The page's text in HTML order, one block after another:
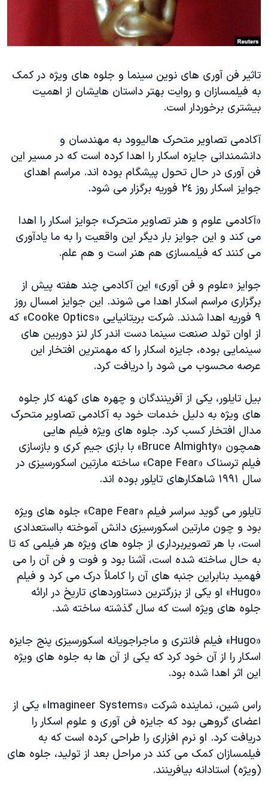
علم و فناوری
اسرائیل در جنگ
آرشیو پخش زنده
انتخابات ریاست جمهوری آمریکا ۲۰۲۴
رمز مهسا
ورزش زنان در ایران
مجموعه مستندهای دادخواهی
تریبونال مردمی آبان ۹۸
دادگاه حمید نوری
قانون شفافیت دارائی کادر رهبری ایران
اعتراضات مردمی آبان ۹۸
نرگس محمدی برنده جایزه نوبل صلح
همایش محافظه‌کاران آمریکا «سی‌پک»
صفحه‌های ویژه
سفر پرزیدنت ترامپ به چین
زبانهای مختلف
تاثیر فن آوری های نوین سینما و جلوه های ویژه در کمک
به فیلمسازان و روایت بهتر داستان هایشان از اهمیت
بیشتری برخوردار است.
آکادمی تصاویر متحرک هالیوود به مهندسان و
دانشمندانی جایزه اسکار را اهدا کرده است که در مسیر این
فن آوری در حال تحول پیشگام بوده اند. مراسم اهدای
جوایز اسکار روز ٢٤ فوریه برگزار می شود.
«آکادمی علوم و هنر تصاویر متحرک» جوایز اسکار را اهدا
می کند و این جوایز بار دیگر این واقعیت را به ما یادآوری
می کنند که فیلمسازی هم هنر است و هم علم.
جوایز «علوم و فن آوری» این آکادمی چند هفته پیش از
برگزاری مراسم اسکار اهدا می شوند. این جوایز امسال روز
٩ فوریه اهدا شدند. شرکت بریتانیایی «Cooke Optics» که
از اوان تولد صنعت سینما دست اندر کار لنز دوربین های
سینمایی بوده، جایزه اسکار را که مهمترین افتخار این
عرصه محسوب می شود را دریافت کرد.
بیل تایلور، یکی از آفرینندگان و چهره های کهنه کار جلوه
های ویژه به دلیل خدمات خود به آکادمی تصاویر متحرک
مدال افتخار کسب کرد. جلوه های ویژه فیلم هایی
همچون «Bruce Almighty» با بازی جیم کری و بازسازی
فیلم ترسناک «Cape Fear» ساخته مارتین اسکورسیزی در
سال ١٩٩١ شاهکارهای تایلور بوده اند.
تایلور می گوید سراسر فیلم «Cape Fear» جلوه های ویژه
بود و چون مارتین اسکورسیزی دانش آموخته بااستعدادی
است، با هر تصویربرداری از جلوه های ویژه هر فیلمی که تا
به حال ساخته شده است، آشنا بود و فوت و فن آن را می
فهمید بنابراین جنبه های آن را کاملاً درک می کرد و فیلم
«Hugo» او یکی از بزرگترین دستاوردهای تاریخ در ارائه
جلوه های ویژه است که سال گذشته ساخته شد.
«Hugo» فیلم فانتری و ماجراجویانه اسکورسیزی پنج جایزه
اسکار را از آن خود کرد که یکی از آن ها به جلوه های ویژه
این اثر اهدا شده بود.
راس شین، نماینده شرکت «Imagineer Systems» یکی از
اعضای گروهی بود که جایزه فن آوری و علوم اسکار را
دریافت کرد. او نرم افزاری را طراحی کرده است که به
فیلمسازان کمک می کند در مراحل بعد از تولید، جلوه های
(ویژه) استادانه بیافرینند.